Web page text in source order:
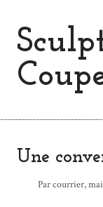
Une
Par courrier,